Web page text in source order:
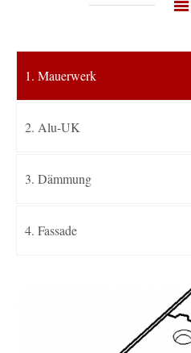
1. Mauerwerk
2. Alu-UK
3. Dämmung
4. Fassade